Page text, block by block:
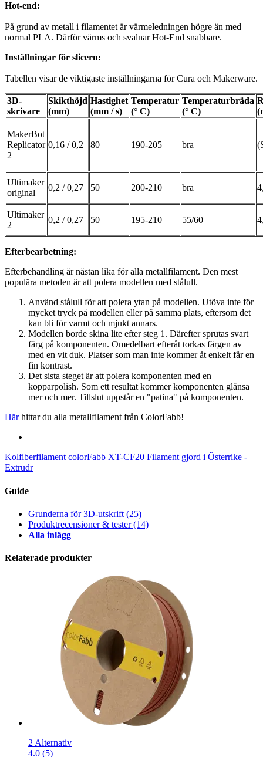
Hot-end:
På grund av metall i filamentet är värmeledningen högre än med
normal PLA. Därför värms och svalnar Hot-End snabbare.
Inställningar för slicern:
Tabellen visar de viktigaste inställningarna för Cura och Makerware.
3D-
skrivare
Skikthöjd
(mm)
Hastighet
(mm / s)
Temperatur
(° C)
Temperaturbräda
(° C)
MakerBot
Replicator
2
0,16 / 0,2 80 190-205 bra
Ultimaker
original
0,2 / 0,27 50 200-210 bra
Ultimaker
2
0,2 / 0,27 50 195-210 55/60
Efterbearbetning:
Efterbehandling är nästan lika för alla metallfilament. Den mest
populära metoden är att polera modellen med stålull.
Använd stålull för att polera ytan på modellen. Utöva inte för
mycket tryck på modellen eller på samma plats, eftersom det
kan bli för varmt och mjukt annars.
Modellen borde skina lite efter steg 1. Därefter sprutas svart
färg på komponenten. Omedelbart efteråt torkas färgen av
med en vit duk. Platser som man inte kommer åt enkelt får en
fin kontrast.
Det sista steget är att polera komponenten med en
kopparpolish. Som ett resultat kommer komponenten glänsa
mer och mer. Tillslut uppstår en "patina" på komponenten.
Härhittar du alla metallfilament från ColorFabb!
Kolfiberfilament colorFabb XT-CF20 Filament gjord i Österrike -
Extrudr
Guide
Grunderna för 3D-utskrift (25)
Produktrecensioner & tester(14)
Alla inlägg
Relaterade produkter
2 Alternativ
4.0 (5)